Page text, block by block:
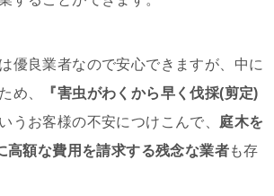
優良業者なので安心できますが、中に
め、
『害虫がわくから早く伐採(剪定)
うお客様の不安につけこんで、 庭木を
高額な費用を請求する残念な業者も存